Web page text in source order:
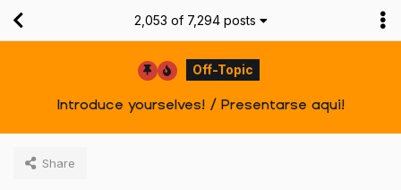
Off-Topic
Introduce yourselves! / Presentarse aqui!
Share
2,053 of 7,294posts